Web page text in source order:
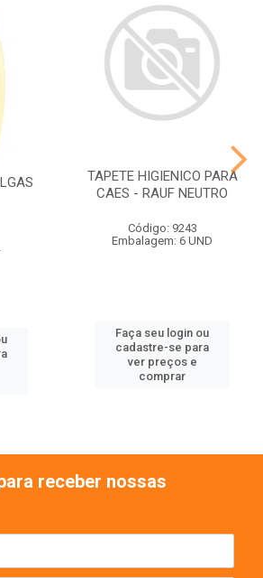
TAPETE HIGIENICO PARA
CAES - RAUF NEUTRO
Código: 9243
Embalagem: 6 UND
Faça seu login ou
cadastre-se para
ver preços e
comprar
receber nossas